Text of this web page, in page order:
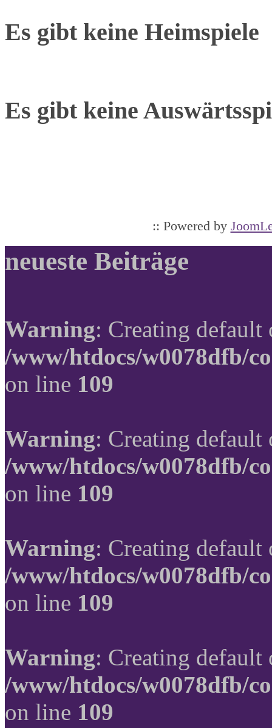
Es gibt keine Heimspiele
Es gibt keine
:: Powered by
neueste Beiträge
Warning: Creating
/www/htdocs/w0078dfb/
on line 109
Warning: Creating
/www/htdocs/w0078dfb/
on line 109
Warning: Creating
/www/htdocs/w0078dfb/
on line 109
Warning: Creating
/www/htdocs/w0078dfb/
on line 109